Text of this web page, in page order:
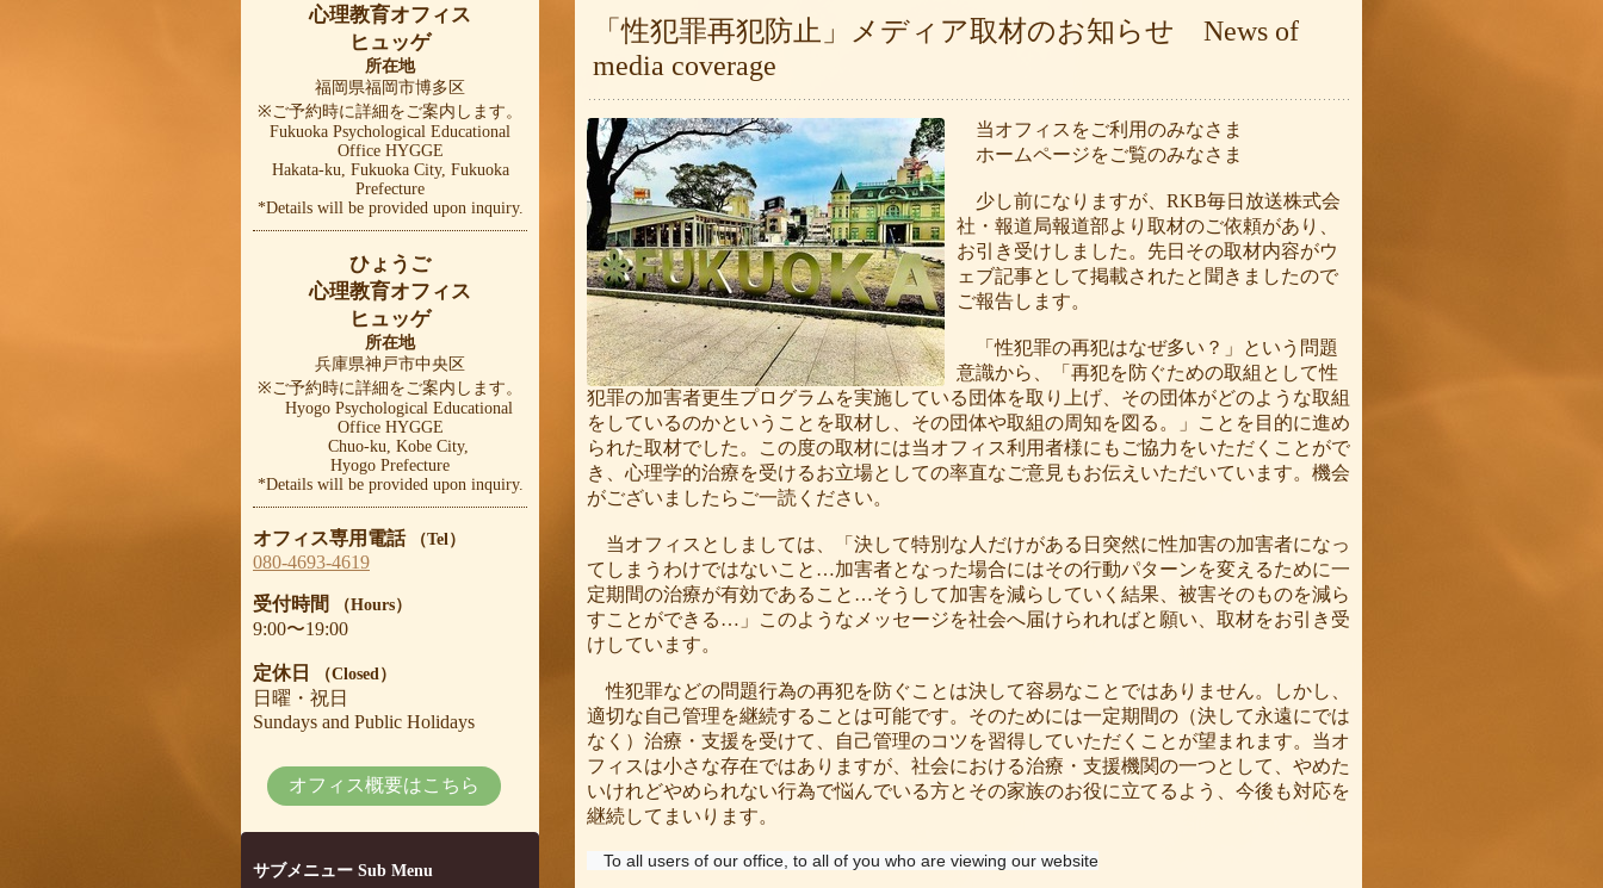
「性犯罪再犯防止」メディア取材のお知らせ News of
media coverage
当オフィスをご利用のみなさま
ホームページをご覧のみなさま
少し前になりますが、RKB毎日放送株式会
社・報道局報道部より取材のご依頼があり、
お引き受けしました。先日その取材内容がウ
ェブ記事として掲載されたと聞きましたので
ご報告します。
「性犯罪の再犯はなぜ多い？」という問題
意識から、「再犯を防ぐための取組として性
犯罪の加害者更生プログラ ムを実施している団体を取り上げ、その団体がどのような取組
をしているのかということを取材し、その団体や取組の周知を図る。」ことを目的に進め
られた取材でした。この度の取材には当オフィス利用者様にもご協力をいただくことがで
き、心理学的治療を受けるお立場としての率直なご意見もお伝えいただいています。機会
がございましたらご一読ください。
当オフィスとしましては、「決して特別な人だけがある日突然に性加害の加害者になっ
てしまうわけではないこと…加害者となった場合にはその行動パターンを変えるために一
定期間の治療が有効であること…そうして加害を減らしていく結果、被害そのものを減ら
すことができる…」このようなメッセージを社会へ届けられればと願い、取材をお引き受
けしています。
性犯罪などの問題行為の再犯を防ぐことは決して容易なことではありません。しかし、
適切な自己管理を継続することは可能です。そのためには一定期間の（決して永遠にでは
なく）治療・支援を受けて、自己管理のコツを習得していただくことが望まれます。当オ
フィスは小さな存在ではありますが、社会における治療・支援機関の一つとして、やめた
いけれどやめられない行為で悩んでいる方とその家族のお役に立てるよう、今後も対応を
継続してまいります。
To all users of our office, to all of you who are viewing our website
心理教育オフィス
ヒュッゲ
所在地
福岡県福岡市博多区
※ご予約時に詳細をご案内します。
Fukuoka Psychological Educational
Office HYGGE
Hakata-ku, Fukuoka City, Fukuoka
Prefecture
*Details will be provided upon inquiry.
ひょうご
心理教育オフィス
ヒュッゲ
所在地
兵庫県神戸市中央区
※ご予約時に詳細をご案内します。
Hyogo Psychological Educational
Office HYGGE
Chuo-ku, Kobe City,
Hyogo Prefecture
*Details will be provided upon inquiry.
オフィス専用電話 （Tel）
080-4693-4619
受付時間 （Hours）
9:00〜19:00
定休日 （Closed）
日曜・祝日
Sundays and Public Holidays
オフィス概要はこちら
サブメニュー Sub Menu